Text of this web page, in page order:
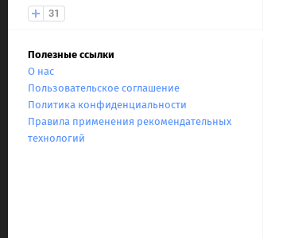
31
Полезные ссылки
О нас
Пользовательское соглашение
Политика конфиденциальности
Правила применения рекомендательных
технологий